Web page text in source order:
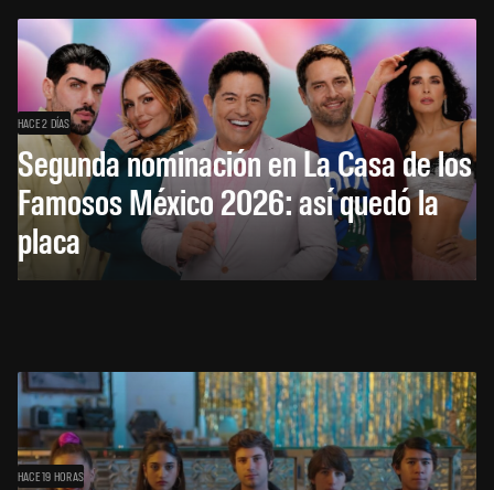
HACE 2 DÍAS
Segunda nominación en La Casa de los
Famosos México 2026: así quedó la
placa
HACE 19 HORAS